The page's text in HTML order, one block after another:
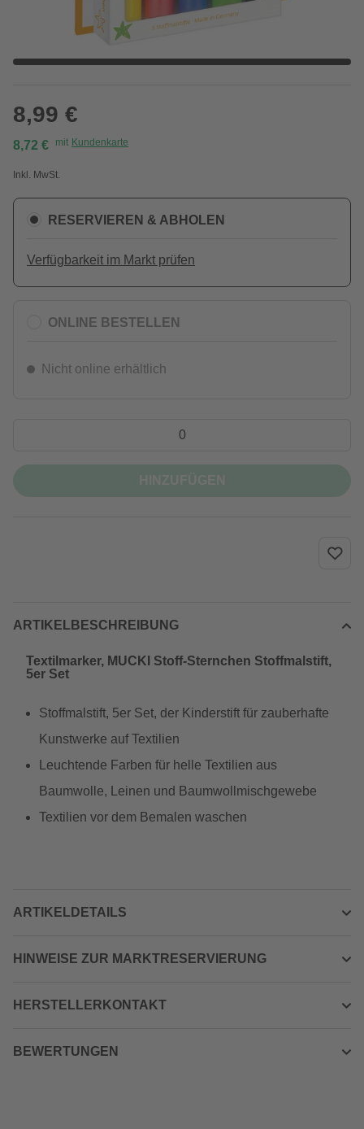
8,99 €
8,72 € mit Kundenkarte
Inkl. MwSt.
RESERVIEREN & ABHOLEN
Verfügbarkeit im Markt prüfen
ONLINE BESTELLEN
Nicht online erhältlich
ARTIKELBESCHREIBUNG
Textilmarker, MUCKI Stoff-Sternchen Stoffmalstift,
5er Set
Stoffmalstift, 5er Set, der Kinderstift für zauberhafte
Kunstwerke auf Textilien
Leuchtende Farben für helle Textilien aus
Baumwolle, Leinen und Baumwollmischgewebe
Textilien vor dem Bemalen waschen
ARTIKELDETAILS
HINWEISE ZUR MARKTRESERVIERUNG
HERSTELLERKONTAKT
BEWERTUNGEN